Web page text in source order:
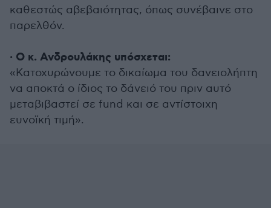
καθεστώς αβεβαιότητας, όπως συνέβαινε στο
παρελθόν.
· Ο κ. Ανδρουλάκης υπόσχεται:
«Κατοχυρώνουμε το δικαίωμα του δανειολήπτη
να αποκτά ο ίδιος το δάνειό του πριν αυτό
μεταβιβαστεί σε fund και σε αντίστοιχη
ευνοϊκή τιμή».